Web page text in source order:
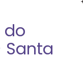
do
Santa